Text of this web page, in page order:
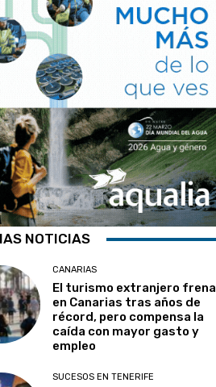
NOTICIAS
CANARIAS
El turismo extranjero frena
en Canarias tras años de
récord, pero compensa la
caída con mayor gasto y
empleo
SUCESOS EN TENERIFE